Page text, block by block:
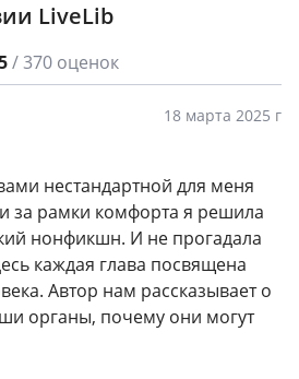
LiveLib
/ 370 оценок
18 марта 2025 г
нестандартной для меня
за рамки комфорта я решила
нонфикшн. И не прогадала
каждая глава посвящена
Автор нам рассказывает о
органы, почему они могут
привести нас в самый
отдел больницы. Он